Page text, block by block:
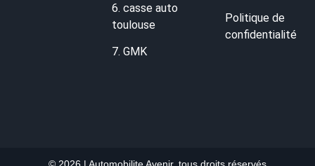
6.casse auto
toulouse
7.GMK
Politique de
confidentialité